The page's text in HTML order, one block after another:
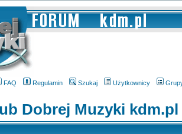
FAQ Regulamin Szukaj Użytkownicy
Dobrej Muzyki kdm.pl